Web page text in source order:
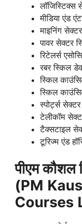
लॉजिस्टिक्स
मीडिया एंड
माइनिंग
पावर सेक्टर
रिटेलर्स
रबर स्किल
स्किल
स्किल
स्पोर्ट्स
टेलीकॉम
टैक्सटाइल
टूरिज्म एंड
पीएम कौशल
(PM
Courses